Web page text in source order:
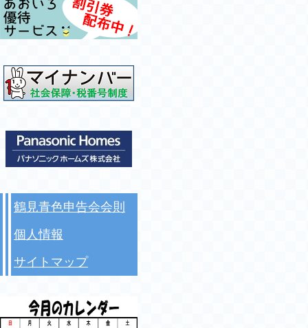
鶴見青色申告会会則
個人情報
サイトマップ